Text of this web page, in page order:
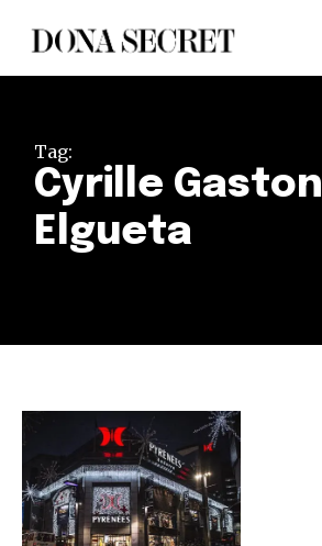
Tag:
Cyrille Gaston
Elgueta